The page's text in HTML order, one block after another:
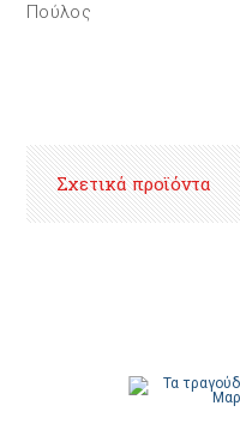
Πούλος
Σχετικά προϊόντα